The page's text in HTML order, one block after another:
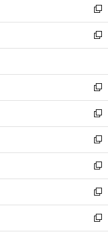
く
で
開
く
ド
ウ
で
開
ィ
ン
ド
ウ
開
く
い
ウ
ィ
ン
ウ
で
開
く
新
し
い
ウ
ン
ド
ウ
で
開
く
新
し
ウ
ィ
ン
ド
ウ
で
開
く
新
し
い
ウ
ィ
ン
ド
ウ
で
開
く
新
し
い
ウ
ィ
ン
ド
ウ
で
新
し
い
ウ
ィ
ン
ド
新
し
い
ウ
ィ
新
し
い
新